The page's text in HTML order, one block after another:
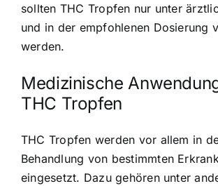
sollten THC Tropfen nur unter
und in der empfohlenen Dosierung
werden.
Medizinische
THC Tropfen
THC Tropfen werden vor allem in
Behandlung von bestimmten
eingesetzt. Dazu gehören unter